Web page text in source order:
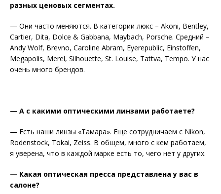
разных ценовых сегментах.
— Они часто меняются. В категории люкс – Akoni, Bentley,
Cartier, Dita, Dolce & Gabbana, Maybach, Porsche. Средний –
Andy Wolf, Brevno, Caroline Abram, Eyerepublic, Einstoffen,
Megapolis, Merel, Silhouette, St. Louise, Tattva, Tempo. У нас
очень много брендов.
— А с какими оптическими линзами работаете?
— Есть наши линзы «Тамара». Еще сотрудничаем с Nikon,
Rodenstock, Tokai, Zeiss. В общем, много с кем работаем,
я уверена, что в каждой марке есть то, чего нет у других.
— Какая оптическая пресса представлена у вас в
салоне?